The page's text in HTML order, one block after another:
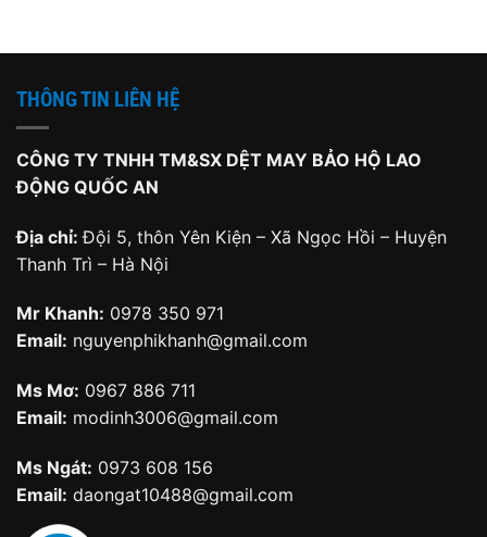
THÔNG TIN LIÊN HỆ
CÔNG TY TNHH TM&SX DỆT MAY BẢO HỘ LAO
ĐỘNG QUỐC AN
Địa chỉ:Đội 5, thôn Yên Kiện – Xã Ngọc Hồi – Huyện
Thanh Trì – Hà Nội
Mr Khanh: 0978 350 971
Email: nguyenphikhanh@gmail.com
Ms Mơ: 0967 886 711
Email: modinh3006@gmail.com
Ms Ngát: 0973 608 156
Email: daongat10488@gmail.com